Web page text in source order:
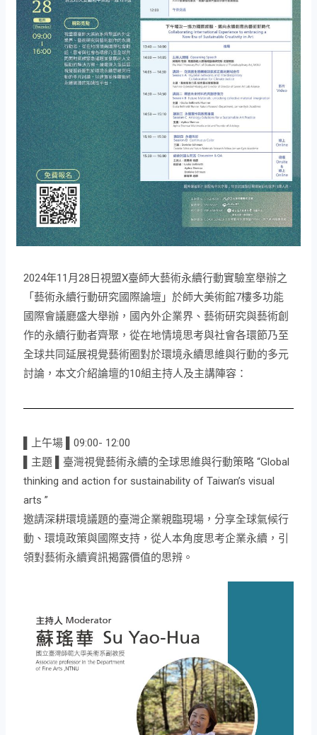
2024年11月28日視盟X臺師大藝術永續行動實驗室舉辦之
「藝術永續行動研究國際論壇」於師大美術館7樓多功能
國際會議廳盛大舉辦，國內外企業界、藝術研究與藝術創
作的永續行動者齊聚，從在地情境思考與社會各環節乃至
全球共同延展視覺藝術圈對於環境永續思維與行動的多元
討論，本文介紹論壇的10組主持人及主講陣容：
▌上午場 ▌09:00- 12:00
▌主題 ▌臺灣視覺藝術永續的全球思維與行動策略 “Global
thinking and action for sustainability of Taiwan’s visual
arts ”
邀請深耕環境議題的臺灣企業親臨現場，分享全球氣候行
動、環境政策與國際支持，從人本角度思考企業永續，引
領對藝術永續資訊揭露價值的思辨。